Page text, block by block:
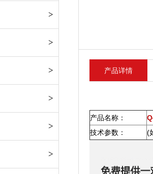
产品详情
产品名称：
技术参数：
(